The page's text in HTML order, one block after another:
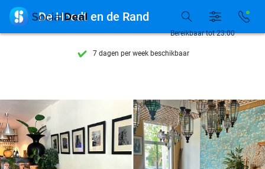
7 dagen per week beschikbaar
10+ miljoen leden
7 dagen per week beschikbaar
10+ miljoen leden
Bereikbaar tot 23:00
 De Hoedt en de Rand